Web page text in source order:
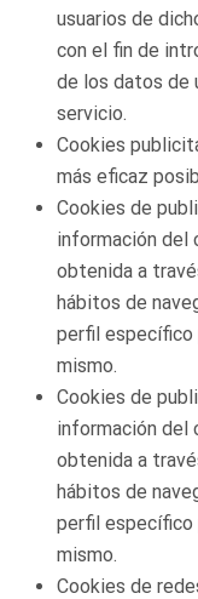
usuarios de
con el fin de
de los datos de
servicio.
Cookies
más eficaz
Cookies de
información del
obtenida a
hábitos de
perfil específico
mismo.
Cookies de
información del
obtenida a
hábitos de
perfil específico
mismo.
Cookies de